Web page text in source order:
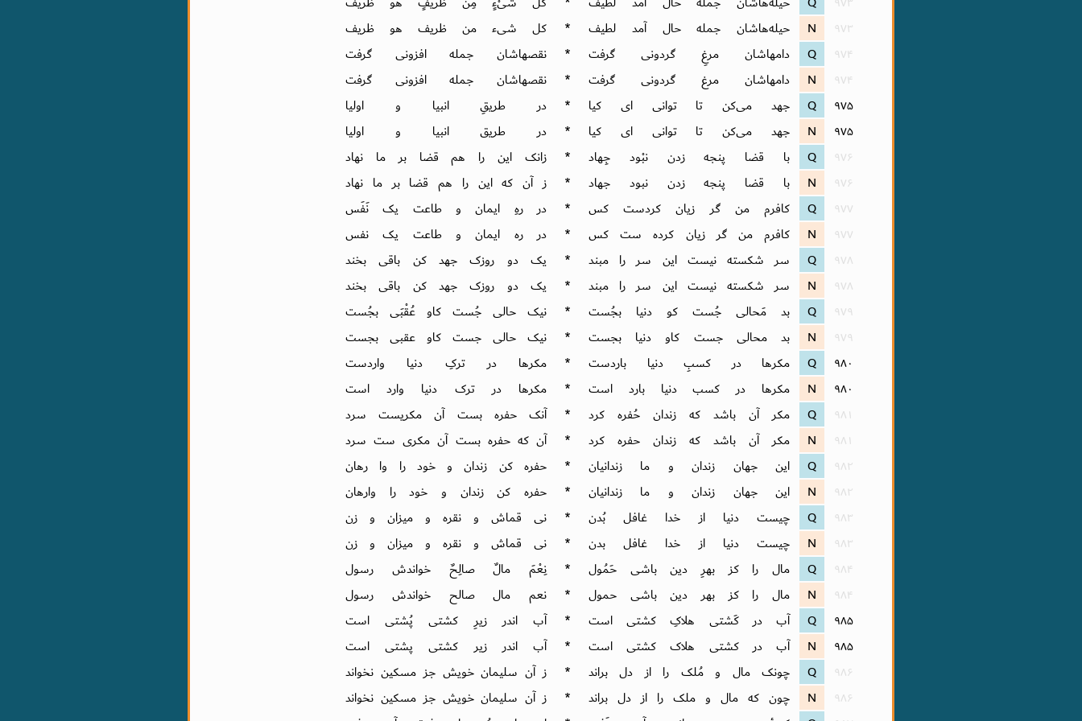
۹۷۳
N حیله‌هاشان جمله حال آمد لطیف *
کل شی‌ء من ظریف هو ظریف
۹۷۴
Q دامهاشان مرغِ گردونی گرفت *
نقصهاشان جمله افزونی گرفت
۹۷۴
N دامهاشان مرغ گردونی گرفت *
نقصهاشان جمله افزونی گرفت
۹۷۵
Q جهد می‌کن تا توانی ای کیا *
در طریقِ انبیا و اولیا
۹۷۵
N جهد می‌کن تا توانی ای کیا *
در طریق انبیا و اولیا
۹۷۶
Q با قضا پنجه زدن نبْود جِهاد *
زانک این را هم قضا بر ما نهاد
۹۷۶
N با قضا پنجه زدن نبود جهاد *
ز آن که این را هم قضا بر ما نهاد
۹۷۷
Q کافرم من گر زیان کردست کس *
در رهِ ایمان و طاعت یک نَفَس
۹۷۷
N کافرم من گر زیان کرده ست کس *
در ره ایمان و طاعت یک نفس
۹۷۸
Q سر شکسته نیست این سر را مبند *
یک دو روزک جهد کن باقی بخند
۹۷۸
N سر شکسته نیست این سر را مبند *
یک دو روزک جهد کن باقی بخند
۹۷۹
Q بد مَحالی جُست کو دنیا بجُست *
نیک حالی جُست کاو عُقْبَی بجُست
۹۷۹
N بد محالی جست کاو دنیا بجست *
نیک حالی جست کاو عقبی بجست
۹۸۰
Q مکرها در کسبِ دنیا باردست *
مکرها در ترکِ دنیا واردست
۹۸۰
N مکرها در کسب دنیا بارد است *
مکرها در ترک دنیا وارد است
۹۸۱
Q مکر آن باشد که زندان حُفره کرد *
آنک حفره بست آن مکریست سرد
۹۸۱
N مکر آن باشد که زندان حفره کرد *
آن که حفره بست آن مکری ست سرد
۹۸۲
Q این جهان زندان و ما زندانیان *
حفره کن زندان و خود را وا رهان
۹۸۲
N این جهان زندان و ما زندانیان *
حفره کن زندان و خود را وارهان
۹۸۳
Q چیست دنیا از خدا غافل بُدن *
نی قماش و نقره و میزان و زن
۹۸۳
N چیست دنیا از خدا غافل بدن *
نی قماش و نقره و میزان و زن
۹۸۴
Q مال را کز بهرِ دین باشی حَمُول *
نِعْمَ مالٌ صالِحٌ خواندش رسول
۹۸۴
N مال را کز بهر دین باشی حمول *
نعم مال صالح خواندش رسول
۹۸۵
Q آب در کَشتی هلاکِ کشتی است *
آب اندر زیرِ کشتی پُشتی است
۹۸۵
N آب در کشتی هلاک کشتی است *
آب اندر زیر کشتی پشتی است
۹۸۶
Q چونک مال و مُلک را از دل براند *
ز آن سلیمان خویش جز مسکین نخواند
۹۸۶
N چون که مال و ملک را از دل براند *
ز آن سلیمان خویش جز مسکین نخواند